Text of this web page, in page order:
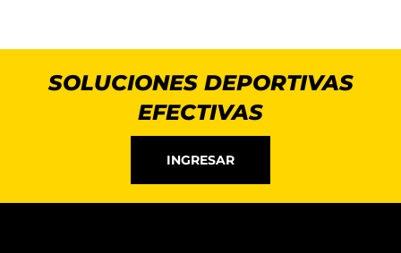
SOLUCIONES DEPORTIVAS
EFECTIVAS
INGRESAR